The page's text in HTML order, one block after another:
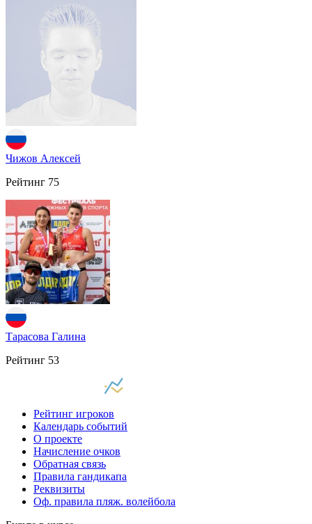
Чижов Алексей
Рейтинг 75
Тарасова Галина
Рейтинг 53
Рейтинг игроков
Календарь событий
О проекте
Начисление очков
Обратная связь
Правила гандикапа
Реквизиты
Оф. правила пляж. волейбола